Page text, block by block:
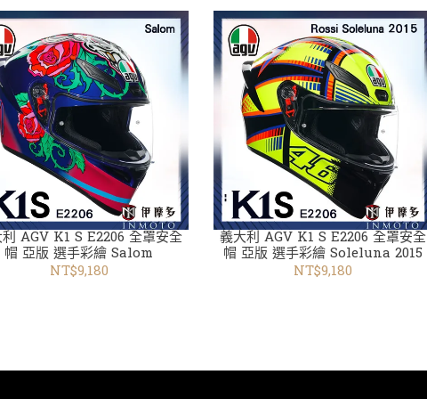
AGV K1 S E2206 全罩安全
帽 亞版 選手彩繪 Salom
NT$9,180
義大利 AGV K1 S E2206 全罩安全
帽 亞版 選手彩繪 Soleluna 2015
NT$9,180